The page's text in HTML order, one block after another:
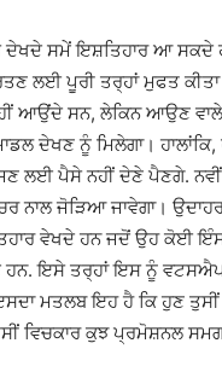
ਦੇਖਦੇ ਸਮੇਂ ਇਸ਼ਤਿਹਾਰ ਆ ਸਕਦੇ
ਲਈ ਪੂਰੀ ਤਰ੍ਹਾਂ ਮੁਫਤ
ਆਉਂਦੇ ਸਨ, ਲੇਕਿਨ ਆਉਣ
ਦੇਖਣ ਨੂੰ ਮਿਲੇਗਾ।
ਲਈ ਪੈਸੇ ਨਹੀਂ ਦੇਣੇ ਪੈਣਗੇ.
ਨਾਲ ਜੋੜਿਆ ਜਾਵੇਗਾ।
ਵੇਖਦੇ ਹਨ ਜਦੋਂ ਉਹ ਕੋਈ
ਹਨ. ਇਸੇ ਤਰ੍ਹਾਂ ਇਸ ਨੂੰ
ਮਤਲਬ ਇਹ ਹੈ ਕਿ ਹੁਣ ਤੁਸੀਂ
ਵਿਚਕਾਰ ਕੁਝ ਪ੍ਰਮੋਸ਼ਨਲ